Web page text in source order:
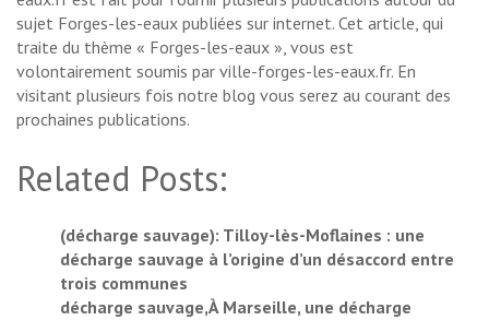
sujet Forges-les-eaux publiées sur internet. Cet article, qui
traite du thème « Forges-les-eaux », vous est
volontairement soumis par ville-forges-les-eaux.fr. En
visitant plusieurs fois notre blog vous serez au courant des
prochaines publications.
Related Posts:
(décharge sauvage): Tilloy-lès-Moflaines : une
décharge sauvage à l’origine d’un désaccord entre
trois communes
décharge sauvage,À Marseille, une décharge